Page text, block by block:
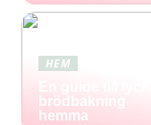
HEM
brödbakning
hemma